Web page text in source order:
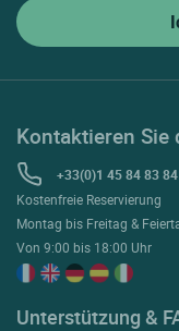
Kontaktieren Sie
+33(0)1 45 84 83 84
Kostenfreie Reservierung
Montag bis Freitag &
Von 9:00 bis 18:00 Uhr
Unterstützung &